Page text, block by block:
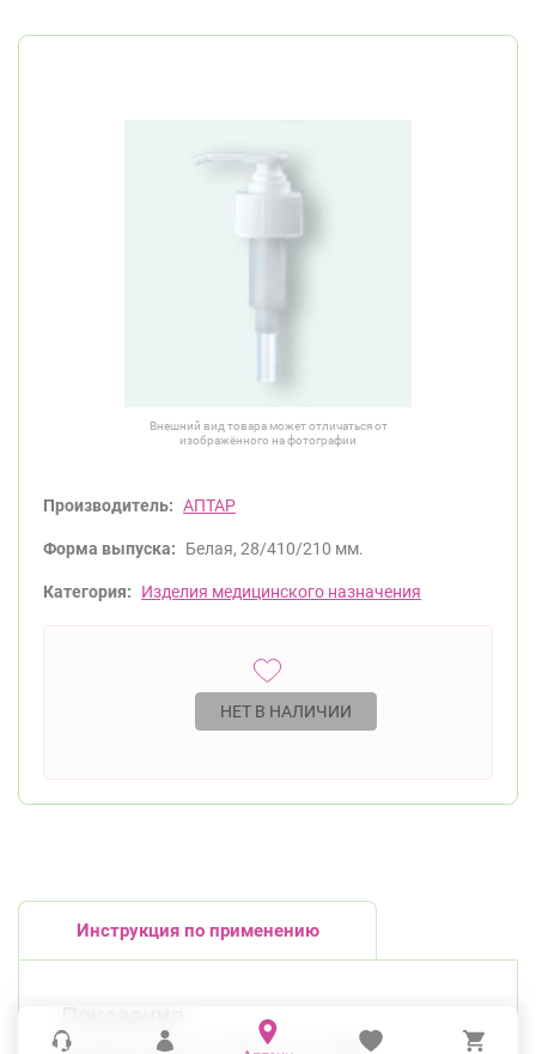
Внешний вид товара может отличаться от
изображённого на фотографии
Производитель: АПТАР
Форма выпуска: Белая, 28/410/210 мм.
Категория: Изделия медицинского назначения
НЕТ В НАЛИЧИИ
Инструкция по применению
Насадка на флакон 500 мл помповая,